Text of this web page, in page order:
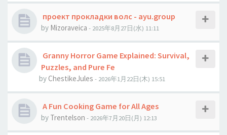
проект прокладки волс - ayu.group
by Mizoraveica - 2025年8月27日(水) 11:11
Granny Horror Game Explained: Survival,
Puzzles, and Pure Fe
byChestikeJules - 2026年1月22日(木) 15:51
A Fun Cooking Game for All Ages
by Trentelson - 2026年7月20日(月) 12:13